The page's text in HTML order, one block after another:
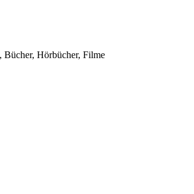
Bücher, Hörbücher, Filme